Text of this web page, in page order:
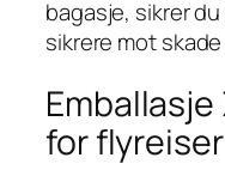
bagasje, sikrer
sikrere mot
for flyreiser